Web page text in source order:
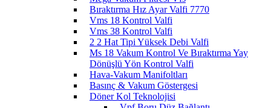
Bıraktırma Hız Ayar Valfi 7770
Vms 18 Kontrol Valfi
Vms 38 Kontrol Valfi
2 2 Hat Tipi Yüksek Debi Valfi
Ms 18 Vakum Kontrol Ve Bıraktırma Yay
Dönüşlü Yön Kontrol Valfi
Hava-Vakum Manifoltları
Basınç & Vakum Göstergesi
Döner Kol Teknolojisi